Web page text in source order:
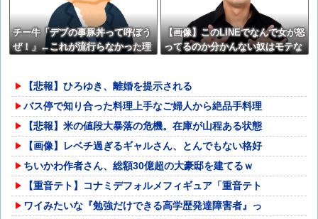
チー牛「デブの事豚丼って呼ぼう
ぜ！」←これが流行らなかった理
【画像】このLINEでなんで女が怒
ってるのか分かんない奴はモテな
【悲報】ひろゆき、離婚を提示される
バス停で知り合った料理上手なご婦人から絶品手料理
【悲報】米の値段大暴落の危機。在庫が山程ある状態
【画像】レベチ過ぎるギャルさん、とんでもない格好
ちいかわ作者さん、総額30億超の大豪邸を建てるｗ
【重音テト】コナミデフォルメフィギュア「重音テト
ワイみたいな『勉強だけできる高学歴発達障害者』っ